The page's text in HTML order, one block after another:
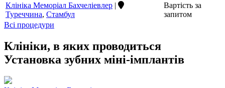
Клініка Меморіал Бахчеліевлер |
Туреччина, Стамбул
Вартість за
запитом
Всі процедури
Клініки, в яких проводиться
Установка зубних міні-імплантів